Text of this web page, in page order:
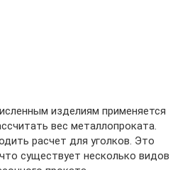
изделиям применяется
вес металлопроката.
расчет для уголков. Это
существует несколько видов